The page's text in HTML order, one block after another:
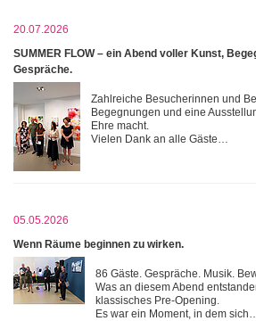
20.07.2026
SUMMER FLOW – ein Abend voller Kunst,
Gespräche.
Zahlreiche Besucherinnen und
Begegnungen und eine
Ehre macht.
Vielen Dank an alle Gäste…
05.05.2026
Wenn Räume beginnen zu wirken.
86 Gäste. Gespräche. Musik.
Was an diesem Abend
klassisches Pre-Opening.
Es war ein Moment, in dem